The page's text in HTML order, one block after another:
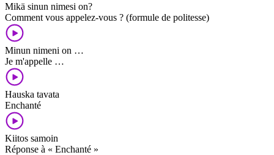
Mikä sinun nimesi on?
Comment vous appelez-vous ? (formule de politesse)
Minun nimeni on …
Je m'appelle …
Hauska tavata
Enchanté
Kiitos samoin
Réponse à « Enchanté »